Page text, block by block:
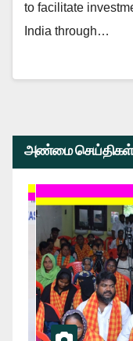
to facilitate
India through…
அண்மை செய்திகள்